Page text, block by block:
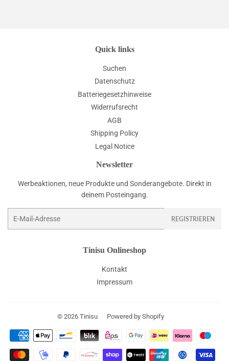
Quick links
Suchen
Datenschutz
Batteriegesetzhinweise
Widerrufsrecht
AGB
Shipping Policy
Legal Notice
Newsletter
Werbeaktionen, neue Produkte und Sonderangebote. Direkt in
deinem Posteingang.
REGISTRIEREN
Tinisu Onlineshop
Kontakt
Impressum
© 2026 Tinisu Powered by Shopify
Zahlungsarten